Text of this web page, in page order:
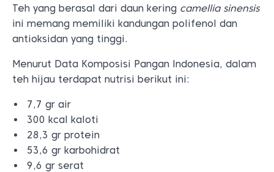
Teh yang berasal dari daun kering camellia sinensis
ini memang memiliki kandungan polifenol dan
antioksidan yang tinggi.
Menurut Data Komposisi Pangan Indonesia, dalam
teh hijau terdapat nutrisi berikut ini:
7,7 gr air
300 kcal kaloti
28,3 gr protein
53,6 gr karbohidrat
9,6 gr serat